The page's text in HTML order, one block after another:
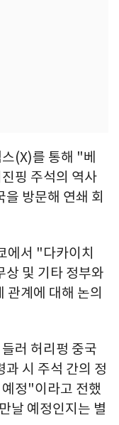
(X)를 통해 "베
핑 주석의 역사
방문해 연쇄 회
에서 "다카이치
상 및 기타 정부와
관계에 대해 논의
러 허리펑 중국
시 주석 간의 정
정"이라고 전했
날 예정인지는 별